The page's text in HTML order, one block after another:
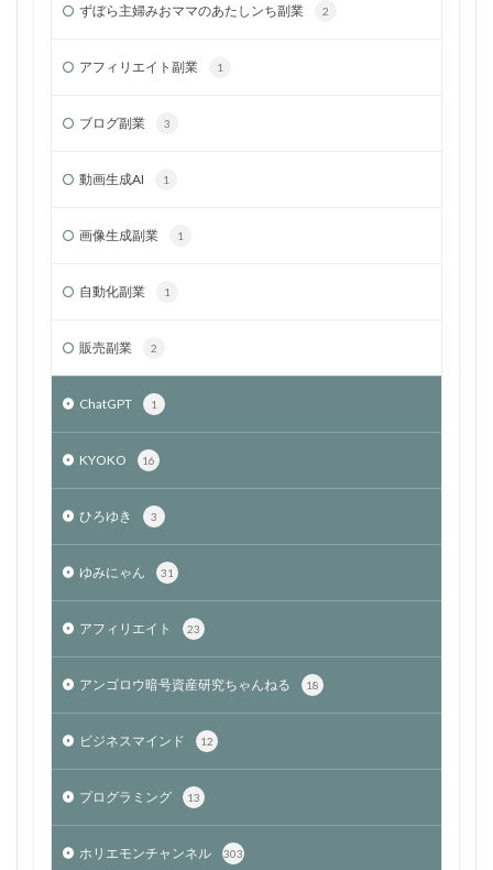
ずぼら主婦みおママのあたしンち副業 2
アフィリエイト副業 1
ブログ副業 3
動画生成AI 1
画像生成副業 1
自動化副業 1
販売副業 2
ChatGPT 1
KYOKO 16
ひろゆき 3
ゆみにゃん 31
アフィリエイト 23
アンゴロウ暗号資産研究ちゃんねる 18
ビジネスマインド 12
プログラミング 13
ホリエモンチャンネル 303